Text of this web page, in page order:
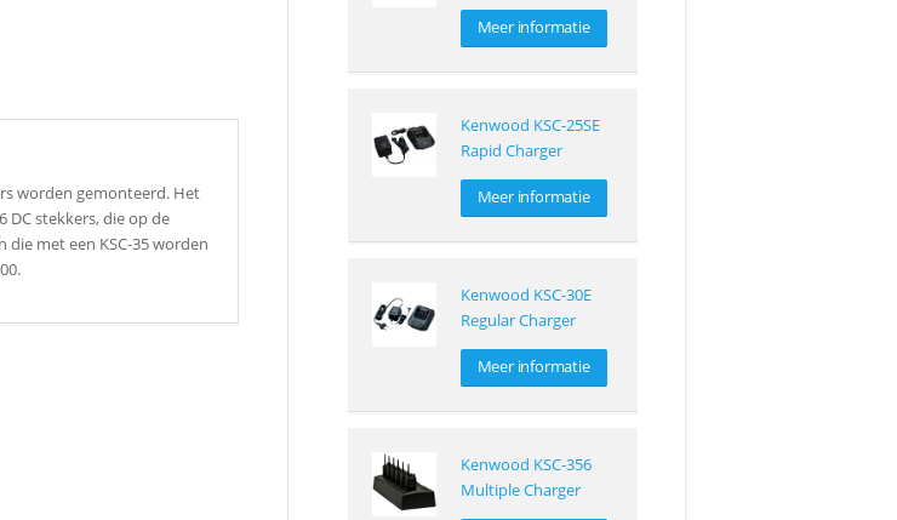
worden gemonteerd. Het
DC stekkers, die op de
met een KSC-35 worden
Meer informatie
Kenwood KSC-25SE
Rapid Charger
Meer informatie
Kenwood KSC-30E
Regular Charger
Meer informatie
Kenwood KSC-356
Multiple Charger